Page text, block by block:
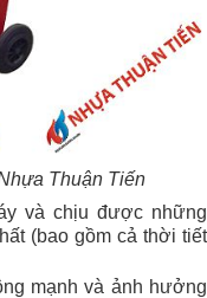
Thuận Tiến
và chịu được những
(bao gồm cả thời tiết
mạnh và ảnh hưởng